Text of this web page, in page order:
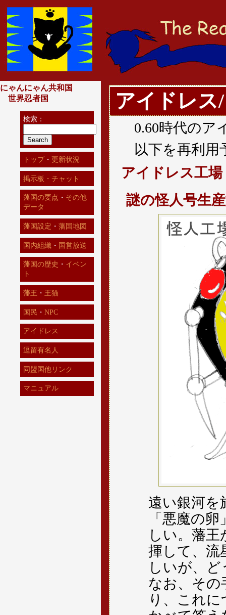
アイドレス
0.60時代のア
以下を再利
アイドレス工場
謎の怪人号生
遠い銀河を
「悪魔の
しい。藩
揮して、流
しいが、
なお、その
り、これ
にゃんにゃん共和国
世界忍者国
検索：
トップ・ 更新状況
掲示板・チャット
藩国の要点 ・ その他
データ
藩国設定 ・ 藩国地図
国内組織 ・ 国営放送
藩国の歴史 ・ イベン
ト
藩王 ・ 王猫
国民 ・ NPC
アイドレス
逗留有名人
同盟国他リンク
マニュアル